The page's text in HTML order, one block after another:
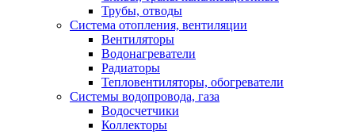
Трубы, отводы
Система отопления, вентиляции
Вентиляторы
Водонагреватели
Радиаторы
Тепловентиляторы, обогреватели
Системы водопровода, газа
Водосчетчики
Коллекторы